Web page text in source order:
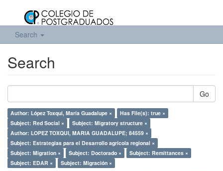
Search
Search
Go
Author: López Toxqui, María Guadalupe ×
Has File(s): true ×
Subject: Red Social ×
Subject: Migratory structure ×
Author: LOPEZ TOXQUI, MARIA GUADALUPE; 84559 ×
Subject: Estrategias para el Desarrollo agrícola regional ×
Subject: Migration ×
Subject: Doctorado ×
Subject: Remittances ×
Subject: EDAR ×
Subject: Migración ×